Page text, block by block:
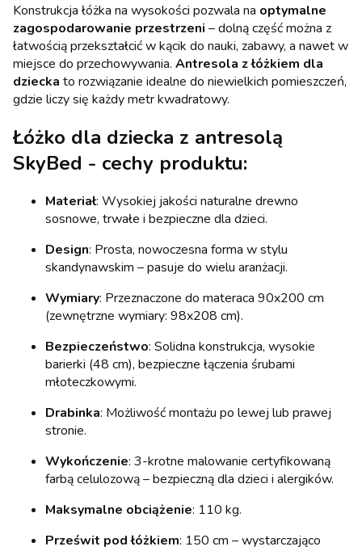
Konstrukcja łóżka na wysokości pozwala na optymalne
zagospodarowanie przestrzeni – dolną część można z
łatwością przekształcić w kącik do nauki, zabawy, a nawet w
miejsce do przechowywania. Antresola z łóżkiem dla
dziecka to rozwiązanie idealne do niewielkich pomieszczeń,
gdzie liczy się każdy metr kwadratowy.
Łóżko dla dziecka z antresolą
SkyBed - cechy produktu:
Materiał: Wysokiej jakości naturalne drewno
sosnowe, trwałe i bezpieczne dla dzieci.
Design: Prosta, nowoczesna forma w stylu
skandynawskim – pasuje do wielu aranżacji.
Wymiary: Przeznaczone do materaca 90x200 cm
(zewnętrzne wymiary: 98x208 cm).
Bezpieczeństwo: Solidna konstrukcja, wysokie
barierki (48 cm), bezpieczne łączenia śrubami
młoteczkowymi.
Drabinka: Możliwość montażu po lewej lub prawej
stronie.
Wykończenie: 3-krotne malowanie certyfikowaną
farbą celulozową – bezpieczną dla dzieci i alergików.
Maksymalne obciążenie: 110 kg.
Prześwit pod łóżkiem: 150 cm – wystarczająco